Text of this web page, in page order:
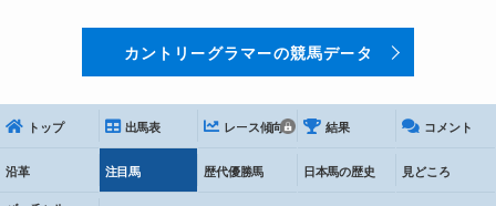
カントリーグラマーの競馬データ
トップ 出馬表 レース傾向 結果 コメント
沿革 注目馬 歴代優勝馬 日本馬の歴史 見どころ